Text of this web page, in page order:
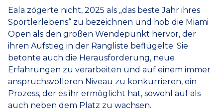
Eala zögerte nicht, 2025 als „das beste Jahr ihres
Sportlerlebens“ zu bezeichnen und hob die Miami
Open als den großen Wendepunkt hervor, der
ihren Aufstieg in der Rangliste beflügelte. Sie
betonte auch die Herausforderung, neue
Erfahrungen zu verarbeiten und auf einem immer
anspruchsvolleren Niveau zu konkurrieren, ein
Prozess, der es ihr ermöglicht hat, sowohl auf als
auch neben dem Platz zu wachsen.